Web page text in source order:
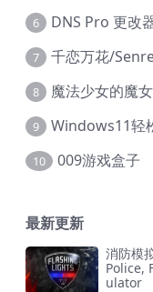
6 DNS Pro 更改
7 千恋万花/
8 魔法少女的魔
9 Windows11轻
10 009游戏盒子
最新更新
消防模
Police,
ulator